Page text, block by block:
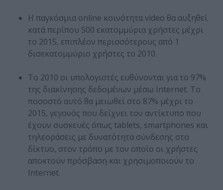
Η παγκόσμια online κοινότητα video θα αυξηθεί
κατά περίπου 500 εκατομμύρια χρήστες μέχρι
το 2015, επιπλέον περισσότερους από 1
δισεκατομμύριο χρήστες το 2010.
Το 2010 οι υπολογιστές ευθύνονται για το 97%
της διακίνησης δεδομένων μέσω Internet. Το
ποσοστό αυτό θα μειωθεί στο 87% μέχρι το
2015, γεγονός που δείχνει τον αντίκτυπο που
έχουν συσκευές όπως tablets, smartphones και
τηλεοράσεις με δυνατότητα σύνδεσης στο
δίκτυο, στον τρόπο με τον οποίο οι χρήστες
αποκτούν πρόσβαση και χρησιμοποιούν το
Internet.